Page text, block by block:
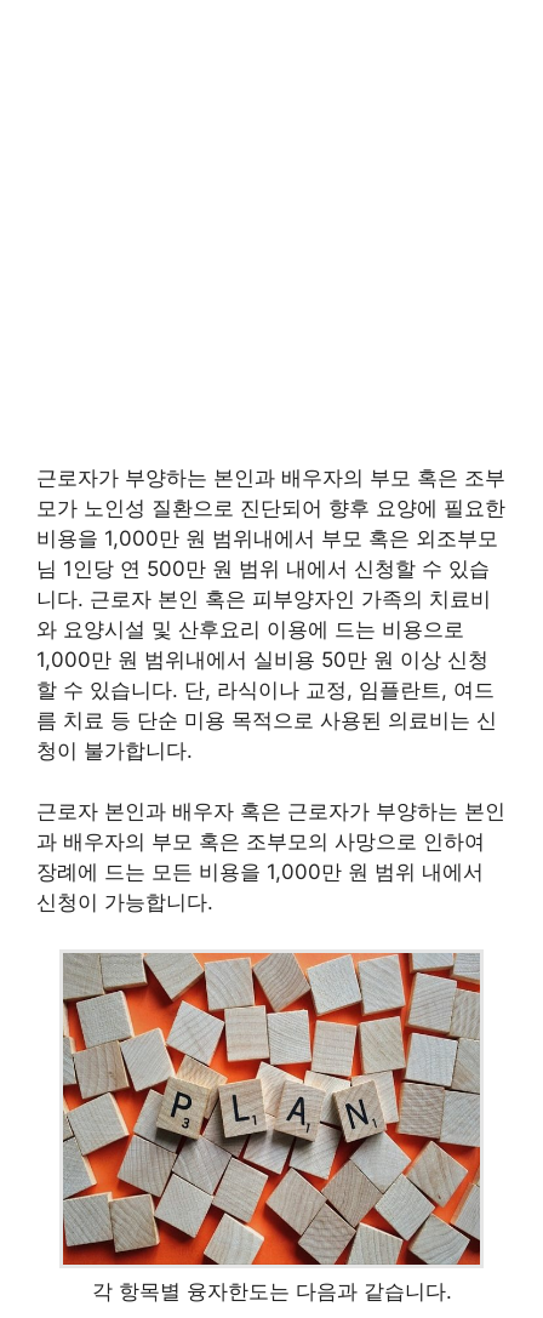
근로자가 부양하는 본인과 배우자의 부모 혹은 조부
모가 노인성 질환으로 진단되어 향후 요양에 필요한
비용을 1,000만 원 범위내에서 부모 혹은 외조부모
님 1인당 연 500만 원 범위 내에서 신청할 수 있습
니다. 근로자 본인 혹은 피부양자인 가족의 치료비
와 요양시설 및 산후요리 이용에 드는 비용으로
1,000만 원 범위내에서 실비용 50만 원 이상 신청
할 수 있습니다. 단, 라식이나 교정, 임플란트, 여드
름 치료 등 단순 미용 목적으로 사용된 의료비는 신
청이 불가합니다.
근로자 본인과 배우자 혹은 근로자가 부양하는 본인
과 배우자의 부모 혹은 조부모의 사망으로 인하여
장례에 드는 모든 비용을 1,000만 원 범위 내에서
신청이 가능합니다.
각 항목별 융자한도는 다음과 같습니다.